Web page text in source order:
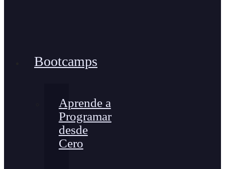
Bootcamps
Aprende a
Programar
desde
Cero